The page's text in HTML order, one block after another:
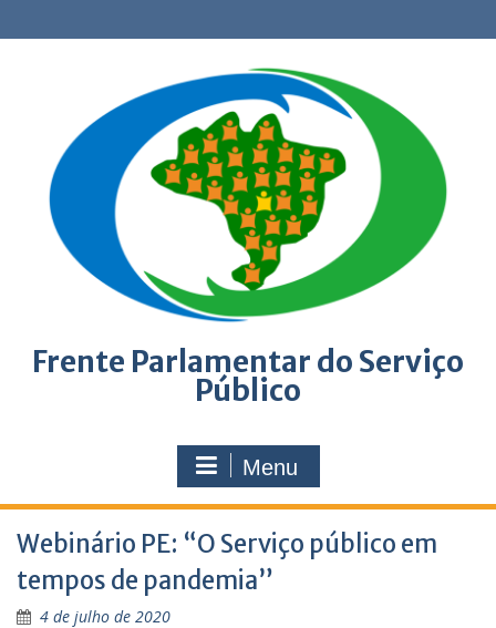
to
Frente Parlamentar do Serviço
Público
Menu
Webinário PE: “O Serviço público em
tempos de pandemia”
4 de julho de 2020